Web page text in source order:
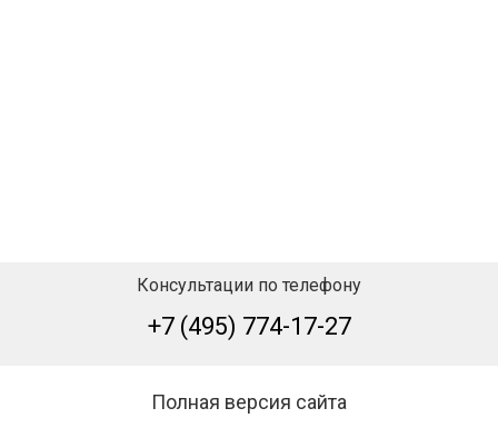
Консультации по телефону
+7 (495) 774-17-27
Полная версия сайта